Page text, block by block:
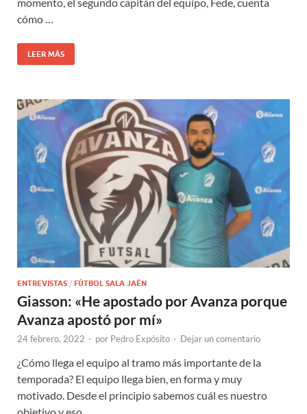
cómo …
LEER MÁS
ENTREVISTAS / FÚTBOL SALA JAÉN
Giasson: «He apostado por Avanza porque
Avanza apostó por mí»
24 febrero, 2022 - por Pedro Expósito - Dejar un comentario
¿Cómo llega el equipo al tramo más importante de la
temporada? El equipo llega bien, en forma y muy
motivado. Desde el principio sabemos cuál es nuestro
objetivo y eso …